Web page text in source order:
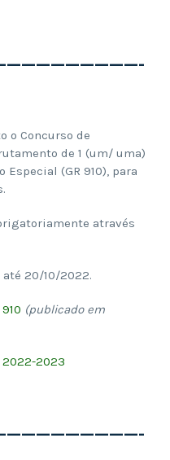
o Concurso de
de 1 (um/ uma)
(GR 910), para
através
20/10/2022.
(publicado em
2023